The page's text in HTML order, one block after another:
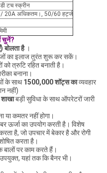
टच स्क्रीन
20A अधिकतम।, 50/60 हर्ट्ज
चुनें?
बोलता है।
का इलाज तुरंत शुरू कर सकें।
त्रुटि रहित बनाती है।
बनाना।
के साथ1500,000 शॉट्स काव्यवहार
नहीं)
बड़ी सुविधा के साथ ऑपरेटरों जारी
या कमतर नहीं होगा।
ऊर्जा का उपयोग करती है। विशेष
है, जो उपचार में बेकार है और रोगी
करता है।
बालों पर काम करते हैं।
यहां तक ​​कि बैनर भी।